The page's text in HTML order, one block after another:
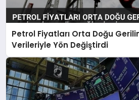
Petrol Fiyatları Orta Doğu
Verileriyle Yön Değiştirdi